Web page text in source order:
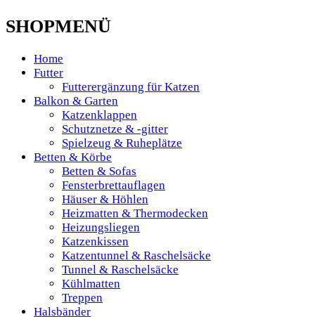
SHOPMENÜ
Home
Futter
Futterergänzung für Katzen
Balkon & Garten
Katzenklappen
Schutznetze & -gitter
Spielzeug & Ruheplätze
Betten & Körbe
Betten & Sofas
Fensterbrettauflagen
Häuser & Höhlen
Heizmatten & Thermodecken
Heizungsliegen
Katzenkissen
Katzentunnel & Raschelsäcke
Tunnel & Raschelsäcke
Kühlmatten
Treppen
Halsbänder